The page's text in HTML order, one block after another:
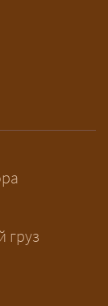
груз